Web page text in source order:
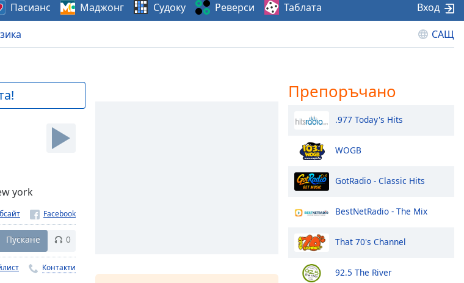
САЩ
Пасианс Маджонг Судоку Реверси Таблата Вход
york
Пускане 0
Контакти
Препоръчано
.977 Today's Hits
WOGB
GotRadio - Classic Hits
BestNetRadio - The Mix
That 70's Channel
92.5 The River